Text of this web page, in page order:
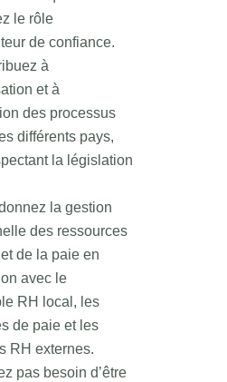
le rôle
de confiance.
à
et à
des processus
différents pays,
la législation
la gestion
des ressources
de la paie en
avec le
RH local, les
de paie et les
RH externes.
pas besoin d’être